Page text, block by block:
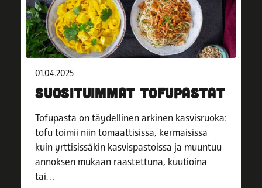
01.04.2025
SUOSITUIMMAT TOFUPASTAT
Tofupasta on täydellinen arkinen kasvisruoka:
tofu toimii niin tomaattisissa, kermaisissa
kuin yrttisissäkin kasvispastoissa ja muuntuu
annoksen mukaan raastettuna, kuutioina
tai…